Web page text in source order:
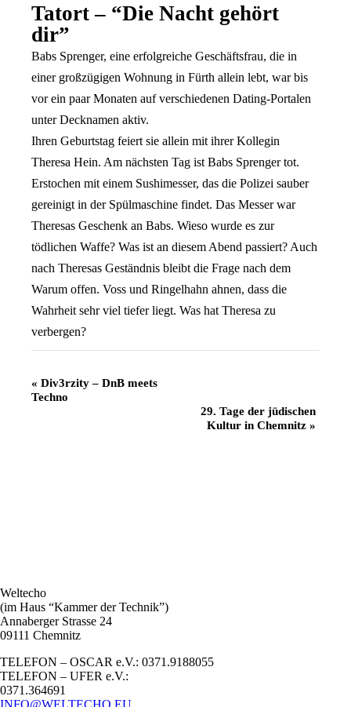
Tatort – “Die Nacht gehört
dir”
Babs Sprenger, eine erfolgreiche Geschäftsfrau, die in
einer großzügigen Wohnung in Fürth allein lebt, war bis
vor ein paar Monaten auf verschiedenen Dating-Portalen
unter Decknamen aktiv.
Ihren Geburtstag feiert sie allein mit ihrer Kollegin
Theresa Hein. Am nächsten Tag ist Babs Sprenger tot.
Erstochen mit einem Sushimesser, das die Polizei sauber
gereinigt in der Spülmaschine findet. Das Messer war
Theresas Geschenk an Babs. Wieso wurde es zur
tödlichen Waffe? Was ist an diesem Abend passiert? Auch
nach Theresas Geständnis bleibt die Frage nach dem
Warum offen. Voss und Ringelhahn ahnen, dass die
Wahrheit sehr viel tiefer liegt. Was hat Theresa zu
verbergen?
Veranstaltung
Navigation
« Div3rzity – DnB meets
Techno
29. Tage der jüdischen
Kultur in Chemnitz »
Weltecho
(im Haus “Kammer der Technik”)
Annaberger Strasse 24
09111 Chemnitz
TELEFON – OSCAR e.V.: 0371.9188055
TELEFON – UFER e.V.:
0371.364691
INFO@WELTECHO.EU